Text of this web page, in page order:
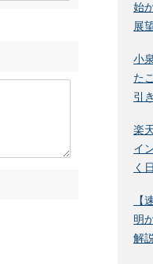
始
展
小
た
引
楽
イ
く
【
明
解